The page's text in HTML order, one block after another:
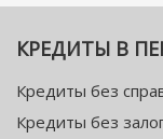
КРЕДИТЫ В
Кредиты без
Кредиты без